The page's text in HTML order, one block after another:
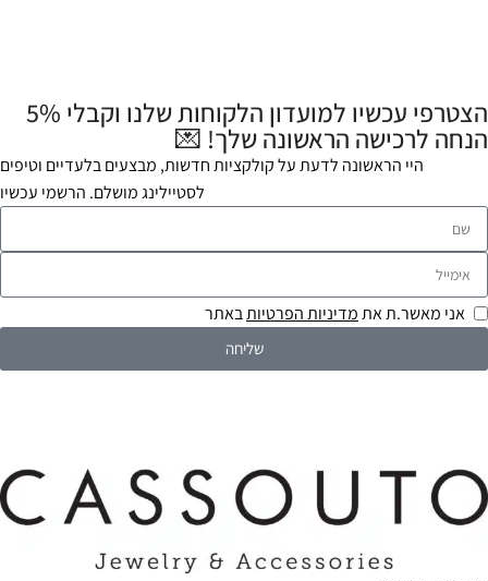
הצטרפי עכשיו למועדון הלקוחות שלנו וקבלי 5%
הנחה לרכישה הראשונה שלך! 💌
היי הראשונה לדעת על קולקציות חדשות, מבצעים בלעדיים וטיפים
לסטיילינג מושלם. הרשמי עכשיו
אני מאשר.ת אתמדיניות הפרטיותבאתר
שליחה